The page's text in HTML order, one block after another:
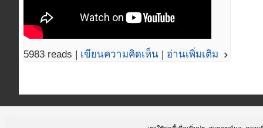
5983 reads | เขียนความคิดเห็น | อ่านเพิ่มเติม navigate_next